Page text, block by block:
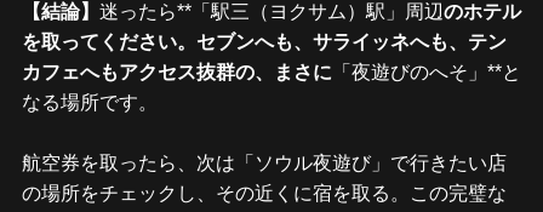
【結論】 迷ったら**「駅三（ヨクサム）駅」周辺のホテル
を取ってください。セブンへも、サライッネへも、テン
カフェへもアクセス抜群の、まさに 「夜遊びのへそ」**と
なる場所です。
航空券を取ったら、次は「ソウル夜遊び」で行きたい店
の場所をチェックし、その近くに宿を取る。この完璧な